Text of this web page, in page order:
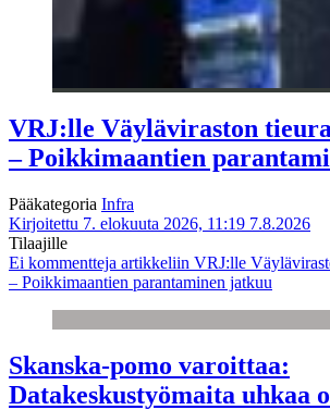
VRJ:lle Väyläviraston
– Poikkimaantien
Pääkategoria Infra
Kirjoitettu 7. elokuuta 2026, 11:19 7.8.2026
Tilaajille
Ei kommentteja artikkeliin VRJ:lle
– Poikkimaantien parantaminen jatkuu
Skanska-pomo varoittaa:
Datakeskustyömaita uhkaa